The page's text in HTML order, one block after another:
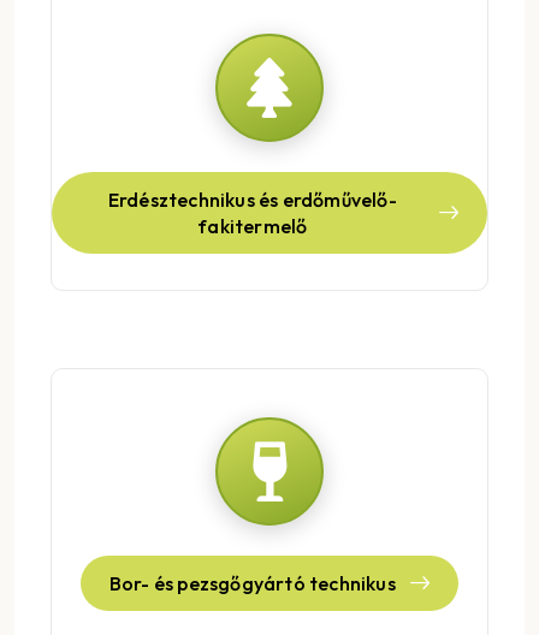
Erdésztechnikus és erdőművelő-
fakitermelő
Bor- és pezsgőgyártó technikus